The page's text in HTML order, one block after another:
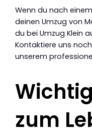
Wenn du nach
deinen Umzug von
du bei Umzug Klein
Kontaktiere uns
unserem
zum